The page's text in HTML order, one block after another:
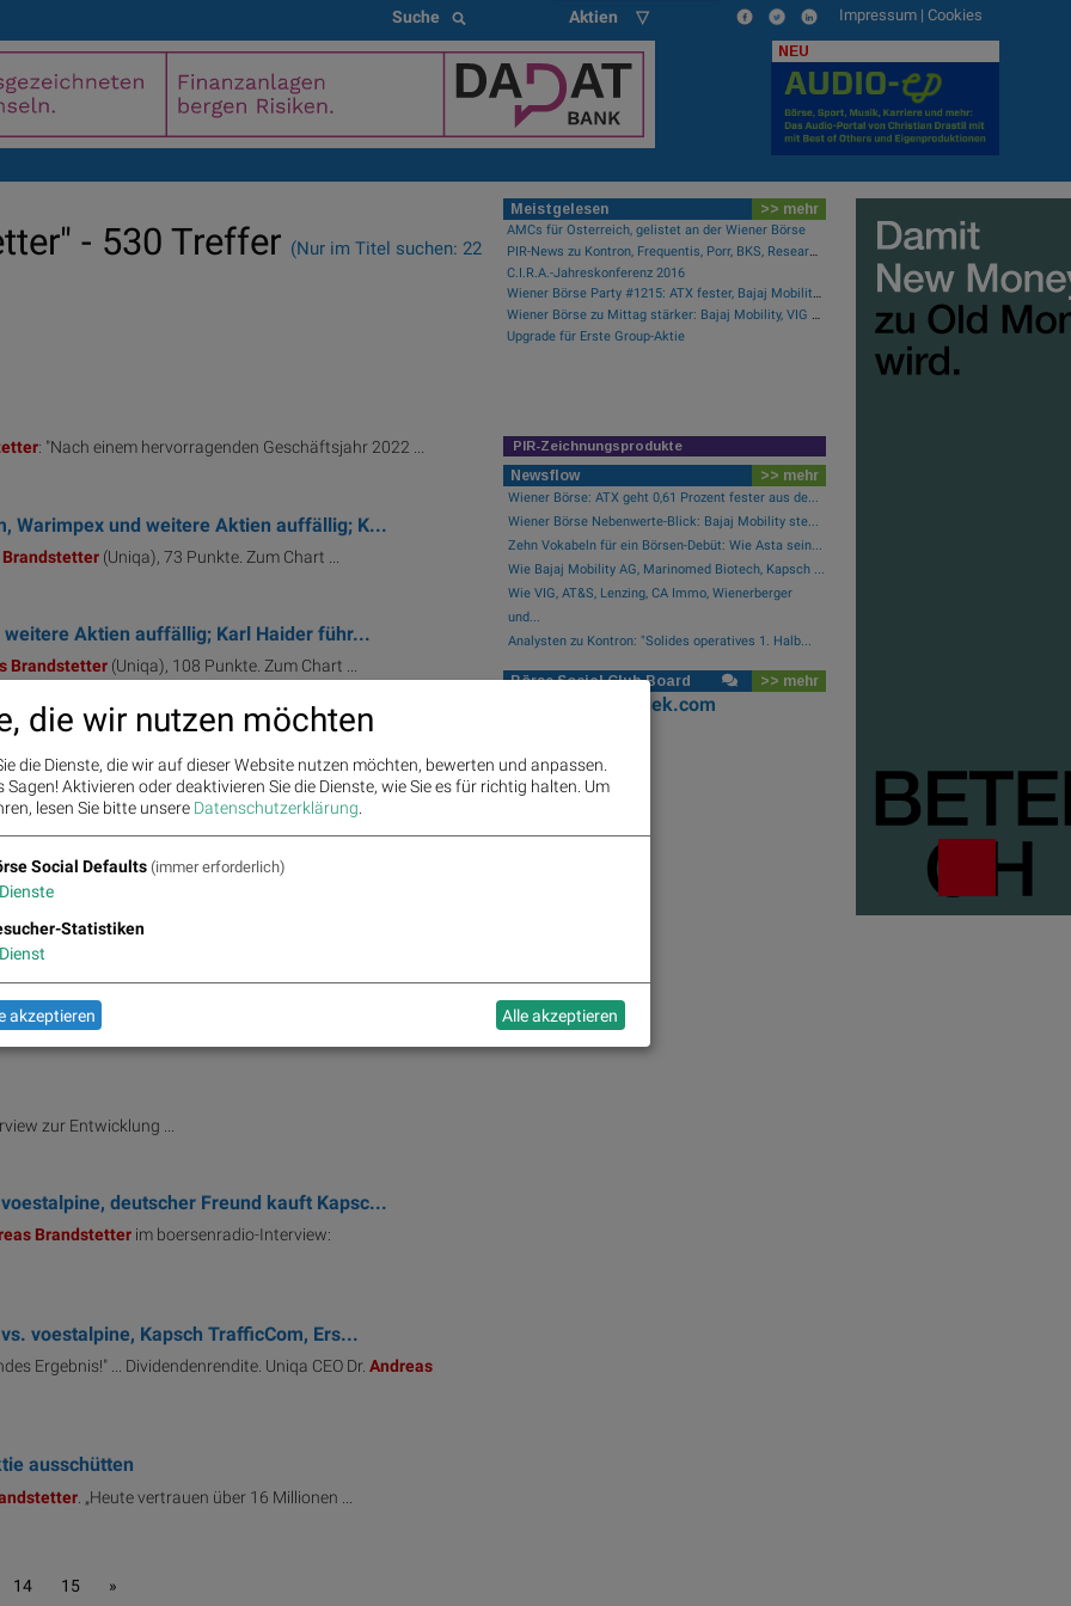
Suche Aktien ▽ Impressum | Cookies
NEU
- 530 Treffer (Nur im Titel suchen: 22
: "Nach einem hervorragenden Geschäftsjahr 2022 ...
Warimpex und weitere Aktien auffällig; K...
Brandstetter(Uniqa), 73 Punkte. Zum Chart ...
weitere Aktien auffällig; Karl Haider führ...
Brandstetter(Uniqa), 108 Punkte. Zum Chart ...
Aktien auffällig, Gerald Mayer führ...
(Uniqa), 96 Punkte. Zum Chart ...
Andritz (23/02/2023)
of the Uniqa Insurance ...
voestalpine, Kapsch, Palfinger, Un...
zur Entwicklung ...
deutscher Freund kauft Kapsc...
Brandstetterim boersenradio-Interview:
voestalpine, Kapsch TrafficCom, Ers...
Ergebnis!" ... Dividendenrendite. Uniqa CEO Dr. Andreas
ausschütten
. „Heute vertrauen über 16 Millionen ...
14 15 »
Meistgelesen >> mehr
AMCs für Österreich, gelistet an der Wiener Börse
PIR-News zu Kontron, Frequentis, Porr, BKS, Research zu Erste Group, Verbund (Christine Petzwinkler)
C.I.R.A.-Jahreskonferenz 2016
Wiener Börse Party #1215: ATX fester, Bajaj Mobility Aktie der Stunde, offene Fragen bei Fitgroup
Wiener Börse zu Mittag stärker: Bajaj Mobility, VIG und Palfinger gesucht
Upgrade für Erste Group-Aktie
PIR-Zeichnungsprodukte
Newsflow >> mehr
Wiener Börse: ATX geht 0,61 Prozent fester aus de...
Wiener Börse Nebenwerte-Blick: Bajaj Mobility ste...
Zehn Vokabeln für ein Börsen-Debüt: Wie Asta sein...
Wie Bajaj Mobility AG, Marinomed Biotech, Kapsch ...
Wie VIG, AT&S, Lenzing, CA Immo, Wienerberger
und...
Analysten zu Kontron: "Solides operatives 1. Halb...
Börse Social Club Board >> mehr
josefchladek.com
die wir nutzen möchten
die Dienste, die wir auf dieser Website nutzen möchten, bewerten und anpassen.
Sagen! Aktivieren oder deaktivieren Sie die Dienste, wie Sie es für richtig halten. Um
lesen Sie bitte unsere Datenschutzerklärung.
Social Defaults (immer erforderlich)
Dienste
Statistiken
Dienst
akzeptieren Alle akzeptieren